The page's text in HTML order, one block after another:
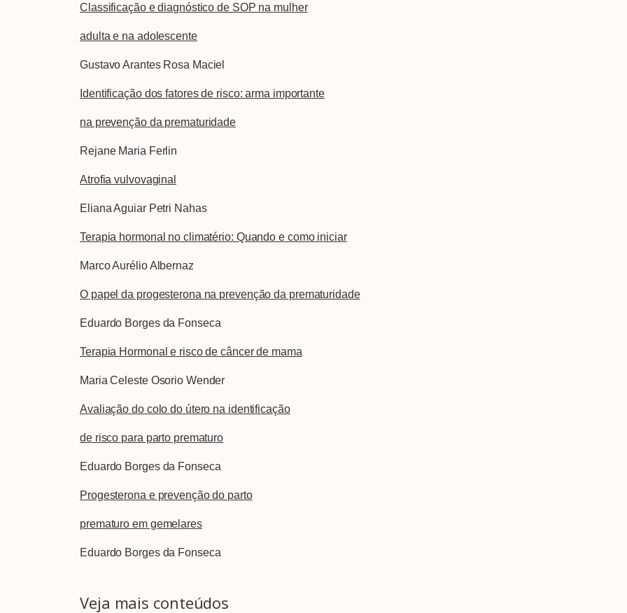
Classificação e diagnóstico de SOP na mulher
adulta e na adolescente
Gustavo Arantes Rosa Maciel
Identificação dos fatores de risco: arma importante
na prevenção da prematuridade
Rejane Maria Ferlin
Atrofia vulvovaginal
Eliana Aguiar Petri Nahas
Terapia hormonal no climatério: Quando e como iniciar
Marco Aurélio Albernaz
O papel da progesterona na prevenção da prematuridade
Eduardo Borges da Fonseca
Terapia Hormonal e risco de câncer de mama
Maria Celeste Osorio Wender
Avaliação do colo do útero na identificação
de risco para parto prematuro
Eduardo Borges da Fonseca
Progesterona e prevenção do parto
prematuro em gemelares
Eduardo Borges da Fonseca
Veja mais conteúdos